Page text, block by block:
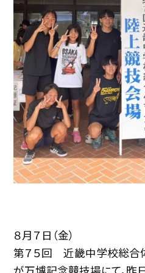
８月７日（金）
第７５回 近畿中学校総合